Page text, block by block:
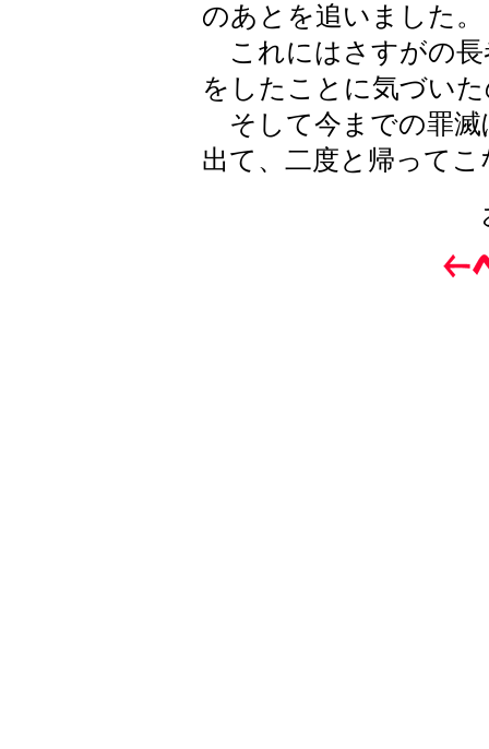
のあとを追いました。
これにはさすがの長
をしたことに気づい
そして今までの罪滅
出て、二度と帰って